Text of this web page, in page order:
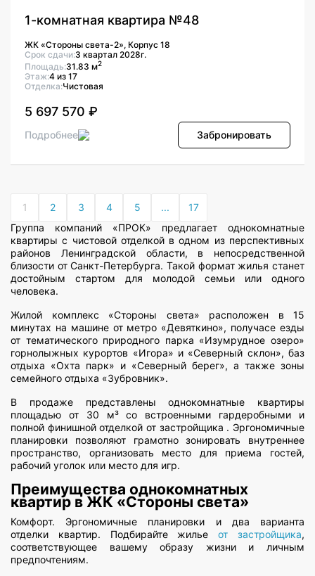
1-комнатная квартира №48
ЖК «Стороны света-2», Корпус 18
Срок сдачи:3 квартал 2028г.
Площадь:31.83 м2
Этаж:4 из 17
Отделка:Чистовая
5 697 570 ₽
Подробнее Забронировать
1 2 3 4 5 ...
17
Группа компаний «ПРОК» предлагает однокомнатные
квартиры с чистовой отделкой в одном из перспективных
районов Ленинградской области, в непосредственной
близости от Санкт-Петербурга. Такой формат жилья станет
достойным стартом для молодой семьи или одного
человека.
Жилой комплекс «Стороны света» расположен в 15
минутах на машине от метро «Девяткино», получасе езды
от тематического природного парка «Изумрудное озеро»
горнолыжных курортов «Игора» и «Северный склон», баз
отдыха «Охта парк» и «Северный берег», а также зоны
семейного отдыха «Зубровник».
В продаже представлены однокомнатные квартиры
площадью от 30 м³ со встроенными гардеробными и
полной финишной отделкой от застройщика . Эргономичные
планировки позволяют грамотно зонировать внутреннее
пространство, организовать место для приема гостей,
рабочий уголок или место для игр.
Преимущества однокомнатных
квартир в ЖК «Стороны света»
Комфорт. Эргономичные планировки и два варианта
отделки квартир. Подбирайте жильеот застройщика,
соответствующее вашему образу жизни и личным
предпочтениям.